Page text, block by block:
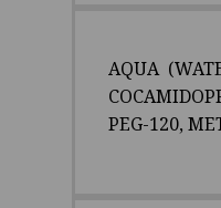
AQUA
PEG-120,